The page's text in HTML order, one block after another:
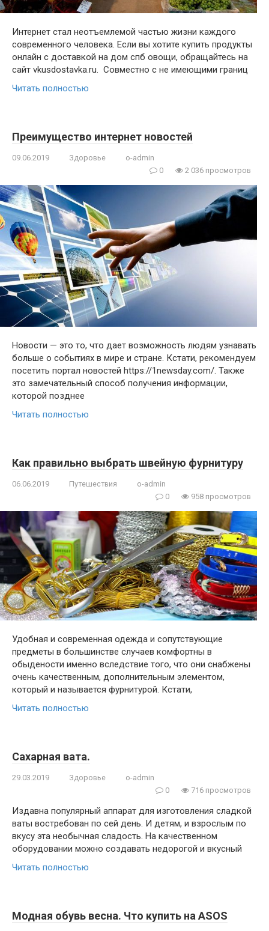
Интернет стал неотъемлемой частью жизни каждого
современного человека. Если вы хотите купить продукты
онлайн с доставкой на дом спб овощи, обращайтесь на
сайт vkusdostavka.ru. Совместно с не имеющими границ
Читать полностью
Преимущество интернет новостей
09.06.2019 Здоровье
o-admin
0
2 036 просмотров
Новости — это то, что дает возможность людям узнавать
больше о событиях в мире и стране. Кстати, рекомендуем
посетить портал новостей https://1newsday.com/. Также
это замечательный способ получения информации,
которой позднее
Читать полностью
Как правильно выбрать швейную фурнитуру
06.06.2019 Путешествия
o-admin
0
958 просмотров
Удобная и современная одежда и сопутствующие
предметы в большинстве случаев комфортны в
обыдености именно вследствие того, что они снабжены
очень качественным, дополнительным элементом,
который и называется фурнитурой. Кстати,
Читать полностью
Сахарная вата.
29.03.2019 Здоровье
o-admin
0
716 просмотров
Издавна популярный аппарат для изготовления сладкой
ваты востребован по сей день. И детям, и взрослым по
вкусу эта необычная сладость. На качественном
оборудовании можно создавать недорогой и вкусный
Читать полностью
Модная обувь весна. Что купить на ASOS